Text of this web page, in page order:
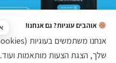
אוהבים עוגיות? גם אנחנו!
שלך, הצגת הצעות מותאמות ועוד.